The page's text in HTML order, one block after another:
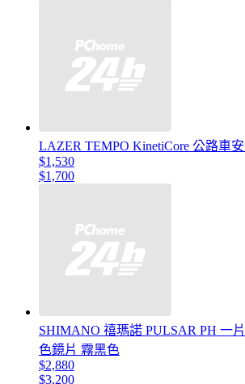
LAZER TEMPO KinetiCore 公路車
$1,530
$1,700
SHIMANO 禧瑪諾 PULSAR PH 一
色鏡片 霧黑色
$2,880
$3,200